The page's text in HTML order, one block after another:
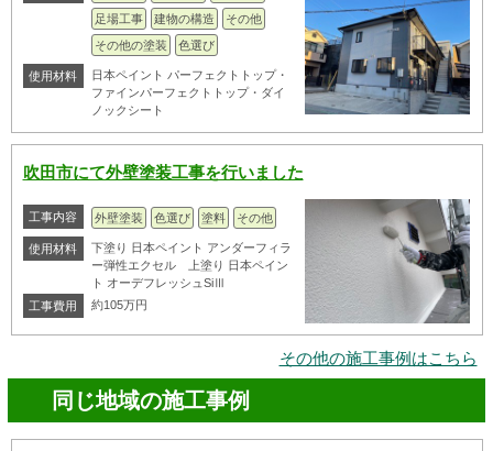
足場工事
建物の構造
その他
その他の塗装
色選び
使用材料
日本ペイント パーフェクトトップ・
ファインパーフェクトトップ・ダイ
ノックシート
吹田市にて外壁塗装工事を行いました
工事内容 外壁塗装 色選び 塗料 その他
使用材料
下塗り 日本ペイント アンダーフィラ
ー弾性エクセル 上塗り 日本ペイン
ト オーデフレッシュSiⅢ
工事費用
約105万円
その他の施工事例はこちら
同じ地域の施工事例